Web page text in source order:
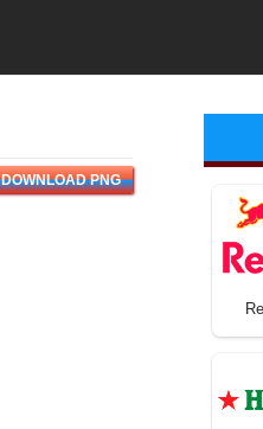
DOWNLOAD PNG